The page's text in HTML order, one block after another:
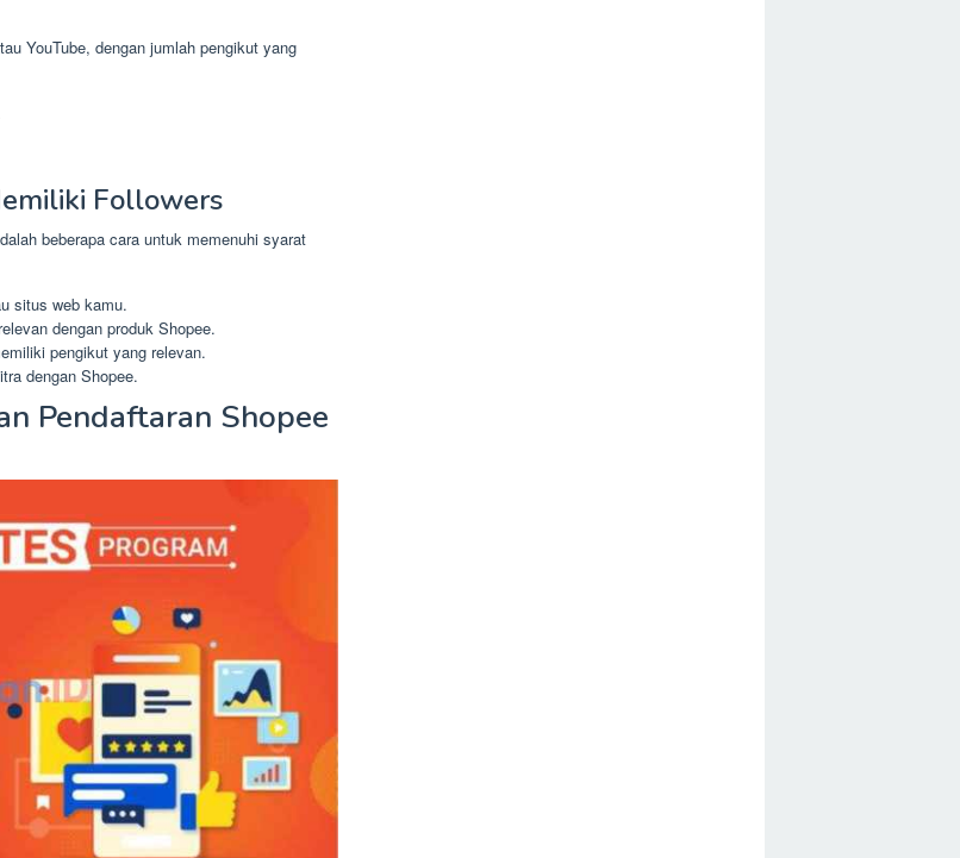
YouTube, dengan jumlah pengikut yang
Followers
beberapa cara untuk memenuhi syarat
situs web kamu.
dengan produk Shopee.
pengikut yang relevan.
dengan Shopee.
Pendaftaran Shopee